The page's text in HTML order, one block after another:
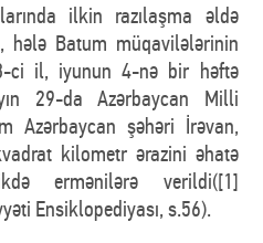
ilkin razılaşma əldə
hələ Batum müqavilələrinin
ci il, iyunun 4-nə bir həftə
29-da Azərbaycan Milli
Azərbaycan şəhəri İrəvan,
kilometr ərazini əhatə
ermənilərə verildi([1]
Ensiklopediyası, s.56).